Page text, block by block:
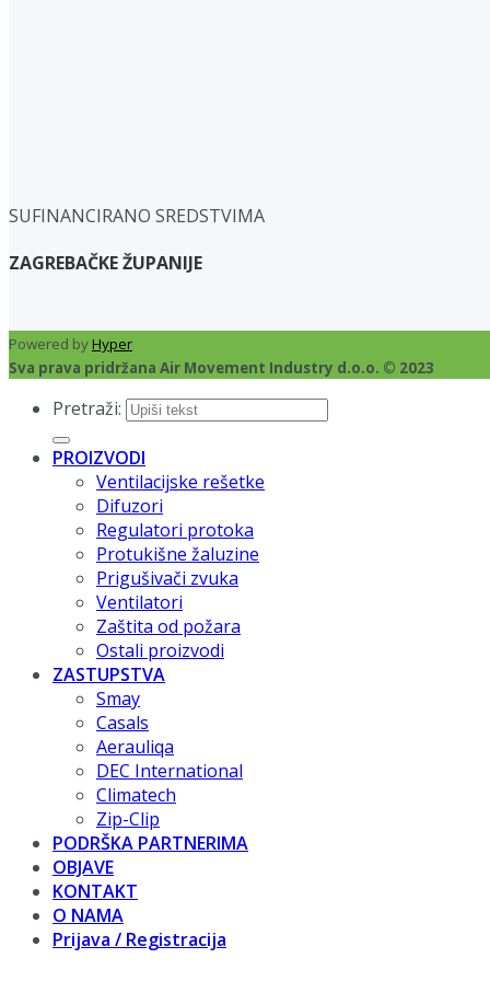
SUFINANCIRANO SREDSTVIMA
ZAGREBAČKE ŽUPANIJE
Powered byHyper
Sva prava pridržana Air Movement Industry d.o.o. © 2023
Pretraži:
PROIZVODI
Ventilacijske rešetke
Difuzori
Regulatori protoka
Protukišne žaluzine
Prigušivači zvuka
Ventilatori
Zaštita od požara
Ostali proizvodi
ZASTUPSTVA
Smay
Casals
Aerauliqa
DEC International
Climatech
Zip-Clip
PODRŠKA PARTNERIMA
OBJAVE
KONTAKT
O NAMA
Prijava / Registracija